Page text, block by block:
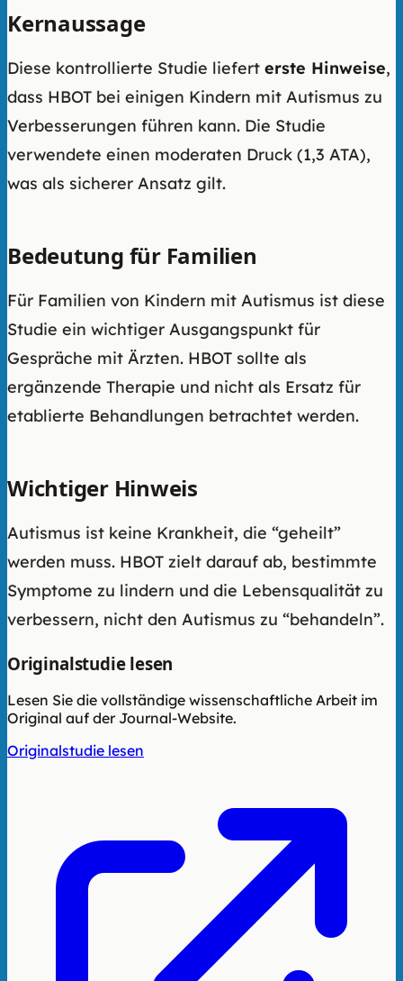
Kernaussage
Diese kontrollierte Studie liefert erste Hinweise,
dass HBOT bei einigen Kindern mit Autismus zu
Verbesserungen führen kann. Die Studie
verwendete einen moderaten Druck (1,3 ATA),
was als sicherer Ansatz gilt.
Bedeutung für Familien
Für Familien von Kindern mit Autismus ist diese
Studie ein wichtiger Ausgangspunkt für
Gespräche mit Ärzten. HBOT sollte als
ergänzende Therapie und nicht als Ersatz für
etablierte Behandlungen betrachtet werden.
Wichtiger Hinweis
Autismus ist keine Krankheit, die “geheilt”
werden muss. HBOT zielt darauf ab, bestimmte
Symptome zu lindern und die Lebensqualität zu
verbessern, nicht den Autismus zu “behandeln”.
Originalstudie lesen
Lesen Sie die vollständige wissenschaftliche Arbeit im
Original auf der Journal-Website.
Originalstudie lesen